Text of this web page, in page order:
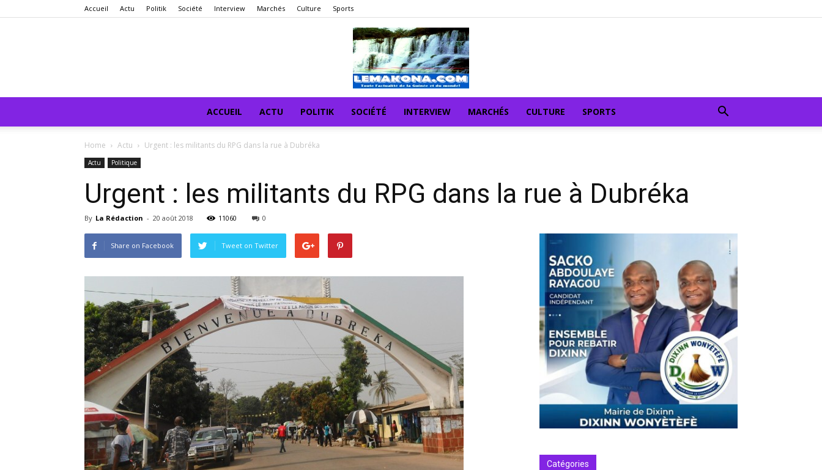
Accueil Actu Politik Société Interview Marchés Culture Sports
ACCUEIL ACTU POLITIK SOCIÉTÉ INTERVIEW MARCHÉS CULTURE SPORTS
Home Actu Urgent : les militants du RPG dans la rue à Dubréka
Actu Politique
Urgent : les militants du RPG dans la rue à Dubréka
By La Rédaction - 20 août 2018 11060 0
Share on Facebook Tweet on Twitter
Catégories